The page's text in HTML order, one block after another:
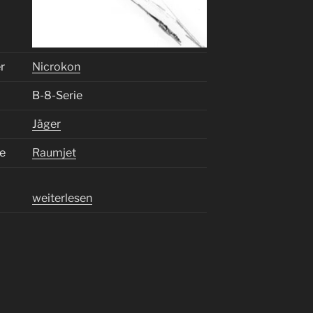
Nicrokon
B-8-Serie
Jäger
Raumjet
„
weiterlesen